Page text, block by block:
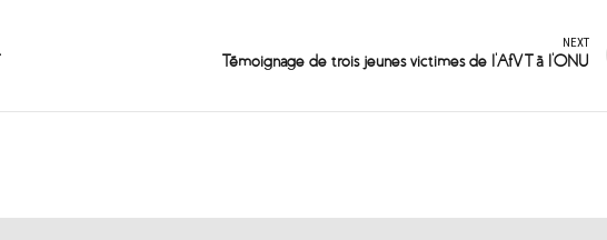
NEXT
Témoignage de trois jeunes victimes de l'AfVT à l'ONU